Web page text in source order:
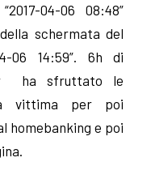
04-06 08:48”
schermata del
06 14:59”. 6h di
ha sfruttato le
vittima per poi
homebanking e poi